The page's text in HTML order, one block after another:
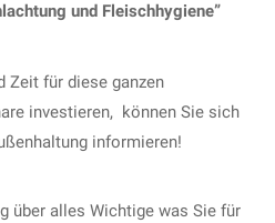
und Fleischhygiene”
Zeit für diese ganzen
investieren, können Sie sich
informieren!
über alles Wichtige was Sie für